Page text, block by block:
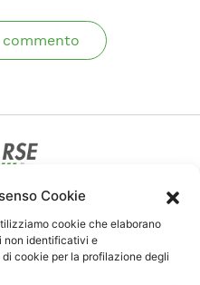
Cookie
cookie che elaborano
non identificativi e
cookie per la profilazione degli